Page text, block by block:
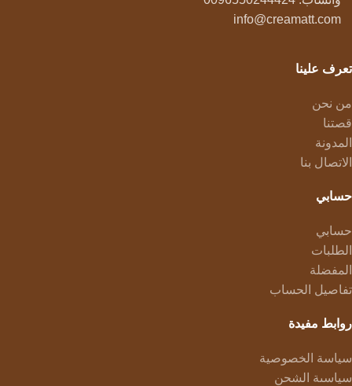
info@creamatt.com
تعرف علينا
من نحن
قصتنا
المدونة
الاتصال بنا
حسابي
حسابي
الطلبات
المفضلة
تفاصيل الحساب
روابط مفيدة
سياسة الخصوصية
سياسىة الشحن